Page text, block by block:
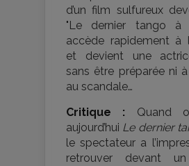
d’un film sulfureux
"Le dernier tango à
accède rapidement à
et devient une
sans être préparée ni
au scandale…
Critique : Quand
aujourd’hui Le dernier
le spectateur a
retrouver devant